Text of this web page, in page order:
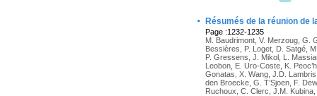
· Résumés de la réunion de
Page :1232-1235
M. Baudrimont, V. Merzoug, G.
Bessières, P. Loget, D. Satgé,
P. Gressens, J. Mikol, L.
Leobon, E. Uro-Coste, K.
Gonatas, X. Wang, J.D.
den Broecke, G. T’Sjoen, F.
Ruchoux, C. Clerc, J.M.